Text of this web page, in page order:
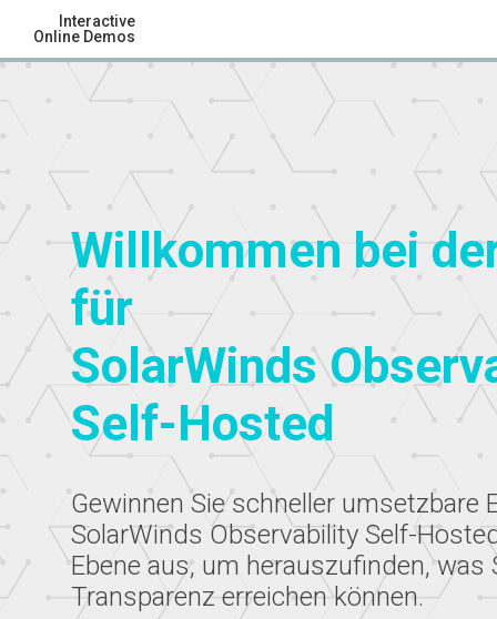
Interactive
Online Demos
Willkommen bei
für
SolarWinds
Self-Hosted
Gewinnen Sie schneller umsetzbare
SolarWinds Observability Self-
Ebene aus, um herauszufinden, was
Transparenz erreichen können.